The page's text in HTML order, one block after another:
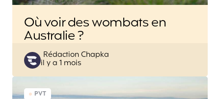
Où voir des wombats en
Australie ?
Posted
by
Rédaction Chapka
il y a 1 mois
PVT